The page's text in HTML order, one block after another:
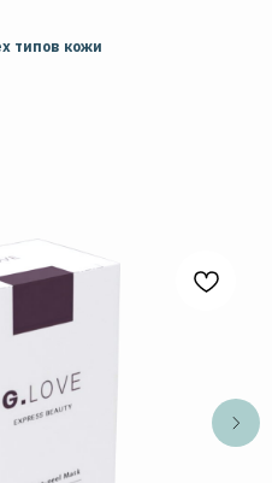
типов кожи